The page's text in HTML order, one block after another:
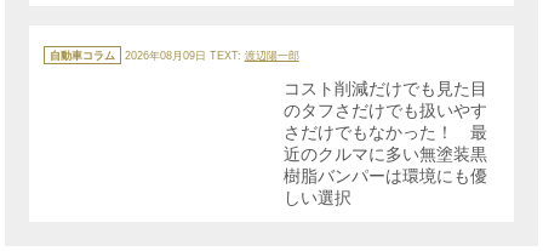
テ
ゴ
自動車コラム 2026年08月09日 TEXT: 渡辺陽一郎
コスト削減だけでも見た目
のタフさだけでも扱いやす
さだけでもなかった！ 最
近のクルマに多い無塗装黒
樹脂バンパーは環境にも優
しい選択